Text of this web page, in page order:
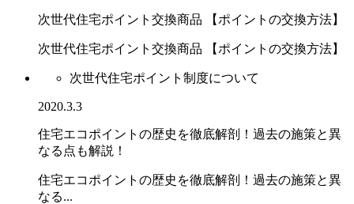
次世代住宅ポイント交換商品 【ポイントの交換方法】
次世代住宅ポイント交換商品 【ポイントの交換方法】
次世代住宅ポイント制度について
2020.3.3
住宅エコポイントの歴史を徹底解剖！過去の施策と異
なる点も解説！
住宅エコポイントの歴史を徹底解剖！過去の施策と異
なる...